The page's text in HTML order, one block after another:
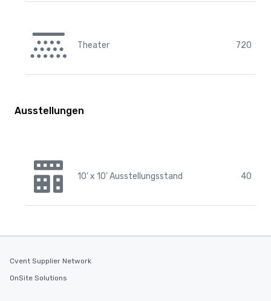
Theater 720
Ausstellungen
10' x 10' Ausstellungsstand 40
Cvent Supplier Network
OnSite Solutions